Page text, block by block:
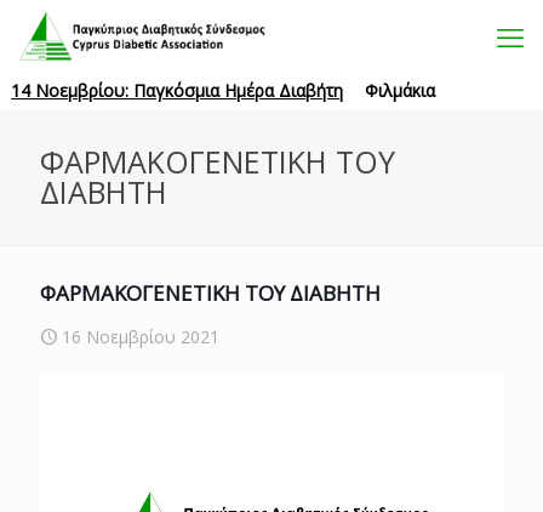
14 Νοεμβρίου: Παγκόσμια Ημέρα Διαβήτη Φιλμάκια
ΦΑΡΜΑΚΟΓΕΝΕΤΙΚΗ ΤΟΥ
ΔΙΑΒΗΤΗ
ΦΑΡΜΑΚΟΓΕΝΕΤΙΚΗ ΤΟΥ ΔΙΑΒΗΤΗ
16 Νοεμβρίου 2021